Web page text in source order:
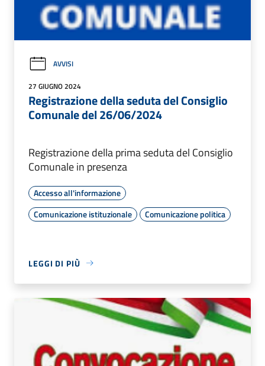
AVVISI
27 GIUGNO 2024
Registrazione della seduta del Consiglio
Comunale del 26/06/2024
Registrazione della prima seduta del Consiglio
Comunale in presenza
Accesso all'informazione
Comunicazione istituzionale
Comunicazione politica
LEGGI DI PIÙ